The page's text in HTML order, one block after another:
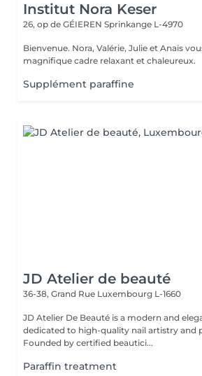
Institut Nora Keser
26, op de GÉIEREN Sprinkange L-4970
Bienvenue. Nora, Valérie, Julie et Anaïs vous accueillent dans un
magnifique cadre relaxant et chaleureux.
Supplément paraffine
JD Atelier de beauté
36-38, Grand Rue Luxembourg L-1660
JD Atelier De Beauté is a modern and
dedicated to high-quality nail artistry and
Founded by certified beautici...
Paraffin treatment